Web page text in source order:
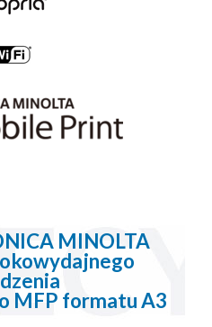
MINOLTA
MFP formatu A3